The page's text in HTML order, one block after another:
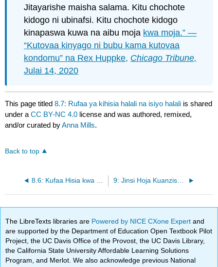
Jitayarishe maisha salama. Kitu chochote
kidogo ni ubinafsi. Kitu chochote kidogo
kinapaswa kuwa na aibu moja kwa moja.” —
“Kutovaa kinyago ni bubu kama kutovaa
kondomu” na Rex Huppke, Chicago Tribune,
Julai 14, 2020
This page titled8.7: Rufaa ya kihisia halali na isiyo halali is shared
under aCC BY-NC 4.0 license and was authored, remixed,
and/or curated byAnna Mills.
Back to top
9: Jinsi Hoja Kuanzisha Trust na Connection (Ethos)
The LibreTexts libraries are Powered by NICE CXone Expertand
are supported by the Department of Education Open Textbook Pilot
Project, the UC Davis Office of the Provost, the UC Davis Library,
the California State University Affordable Learning Solutions
Program, and Merlot. We also acknowledge previous National